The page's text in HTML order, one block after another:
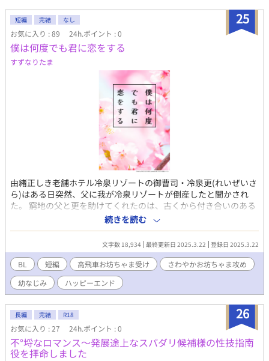
25
短編 完結 なし
お気に入り : 89 24h.ポイント : 0
僕は何度でも君に恋をする
すずなりたま
由緒正しき老舗ホテル冷泉リゾートの御曹司・冷泉更(れいぜいさ
ら)はある日突然、父に我が冷泉リゾートが倒産したと聞かされ
た。 窮地の父と更を助けてくれたのは、古くから付き合いのある
万里小路(までのこうじ)家だった。 しかし助けるにあたり、更を
万里小路家の三男の嫁に欲しいという条件を出され、更は一人で
万里小路邸に赴くが……。 初恋の君と再会し、再び愛を紡ぐほの
ぼのラブコメディ。
続きを読む
文字数 18,934 最終更新日 2025.3.22 登録日 2025.3.22
BL 短編 高飛車お坊ちゃま受け
さわやかお坊ちゃま攻め
幼なじみ
ハッピーエンド
26
長編 完結 R18
お気に入り : 27 24h.ポイント : 0
不°埒なロマンス〜発展途上なスパダリ候補様の性技指南
役を拝命しました